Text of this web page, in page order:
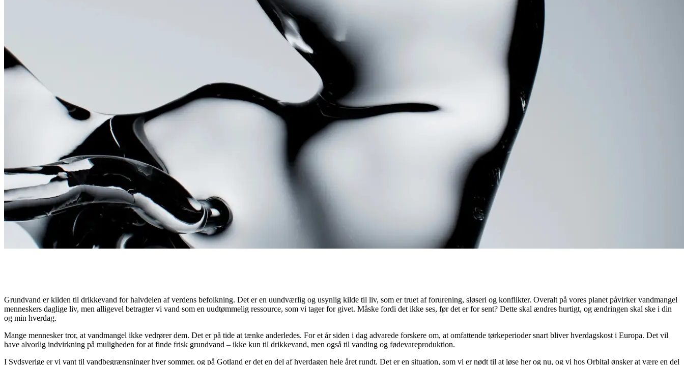
Grundvand er kilden til drikkevand for halvdelen af verdens befolkning. Det er en uundværlig og usynlig kilde til liv, som er truet af forurening, sløseri og konflikter. Overalt på vores planet påvirker vandmangel
menneskers daglige liv, men alligevel betragter vi vand som en uudtømmelig ressource, som vi tager for givet. Måske fordi det ikke ses, før det er for sent? Dette skal ændres hurtigt, og ændringen skal ske i din
og min hverdag.
Mange mennesker tror, at vandmangel ikke vedrører dem. Det er på tide at tænke anderledes. For et år siden i dag advarede forskere om, at omfattende tørkeperioder snart bliver hverdagskost i Europa. Det vil
have alvorlig indvirkning på muligheden for at finde frisk grundvand – ikke kun til drikkevand, men også til vanding og fødevareproduktion.
I Sydsverige er vi vant til vandbegrænsninger hver sommer, og på Gotland er det en del af hverdagen hele året rundt. Det er en situation, som vi er nødt til at løse her og nu, og vi hos Orbital ønsker at være en del